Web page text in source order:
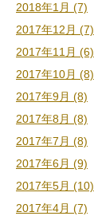
2018年1月 (7)
2017年12月 (7)
2017年11月 (6)
2017年10月 (8)
2017年9月 (8)
2017年8月 (8)
2017年7月 (8)
2017年6月 (9)
2017年5月 (10)
2017年4月 (7)